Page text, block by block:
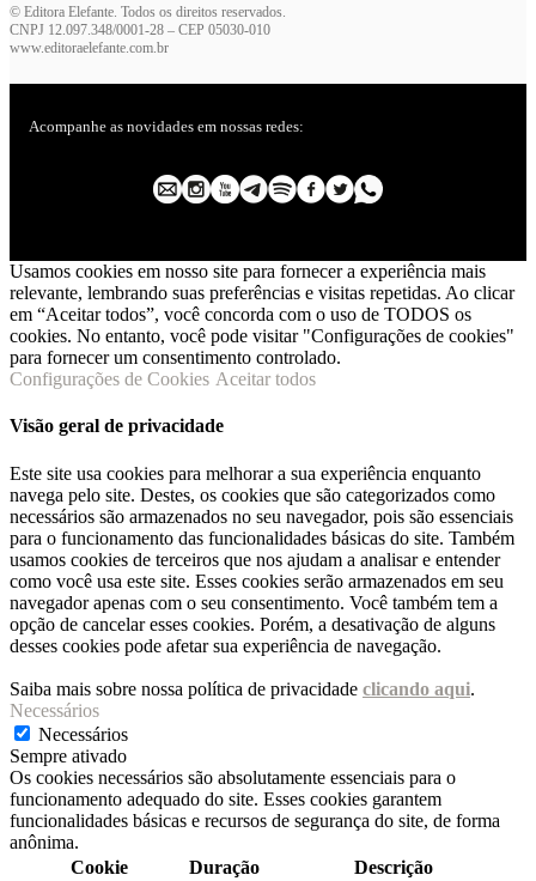
© Editora Elefante. Todos os direitos reservados.
CNPJ 12.097.348/0001-28 – CEP 05030-010
www.editoraelefante.com.br
Acompanhe as novidades em nossas redes:
Usamos cookies em nosso site para fornecer a experiência mais
relevante, lembrando suas preferências e visitas repetidas. Ao clicar
em “Aceitar todos”, você concorda com o uso de TODOS os
cookies. No entanto, você pode visitar "Configurações de cookies"
para fornecer um consentimento controlado.
Configurações de Cookies Aceitar todos
Visão geral de privacidade
Este site usa cookies para melhorar a sua experiência enquanto
navega pelo site. Destes, os cookies que são categorizados como
necessários são armazenados no seu navegador, pois são essenciais
para o funcionamento das funcionalidades básicas do site. Também
usamos cookies de terceiros que nos ajudam a analisar e entender
como você usa este site. Esses cookies serão armazenados em seu
navegador apenas com o seu consentimento. Você também tem a
opção de cancelar esses cookies. Porém, a desativação de alguns
desses cookies pode afetar sua experiência de navegação.
Saiba mais sobre nossa política de privacidade clicando aqui.
Necessários
Necessários
Sempre ativado
Os cookies necessários são absolutamente essenciais para o
funcionamento adequado do site. Esses cookies garantem
funcionalidades básicas e recursos de segurança do site, de forma
anônima.
Cookie
Duração Descrição